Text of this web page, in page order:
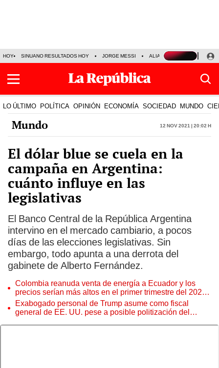
HOY SINUANO RESULTADOS HOY JORGE MESSI ALIANZA LIMA VS SPORT
LO ÚLTIMO POLÍTICA OPINIÓN ECONOMÍA SOCIEDAD MUNDO
Mundo 12 Nov 2021 | 20:02 h
El dólar blue se cuela en la
campaña en Argentina:
cuánto influye en las
legislativas
El Banco Central de la República Argentina
intervino en el mercado cambiario, a pocos
días de las elecciones legislativas. Sin
embargo, todo apunta a una derrota del
gabinete de Alberto Fernández.
Colombia reanuda venta de energía a Ecuador y los
precios serían más altos en el primer trimestre del 2027,
según Cenace
Exabogado personal de Trump asume como fiscal
general de EE. UU. pese a posible politización del